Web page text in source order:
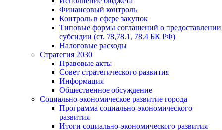
Финансовый контроль
Контроль в сфере закупок
Типовые формы соглашений о предоставлении
субсидии (ст. 78,78.1, 78.4 БК РФ)
Налоговые расходы
Стратегия 2030
Правовые акты
Совет стратегического развития
Информация
Общественное обсуждение
Социально-экономическое развитие города
Программа социально-экономического
развития
Итоги социально-экономического развития